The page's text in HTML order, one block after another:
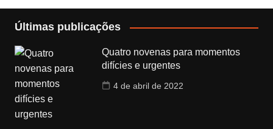
Últimas publicações
Quatro novenas para momentos
difícies e urgentes
4 de abril de 2022